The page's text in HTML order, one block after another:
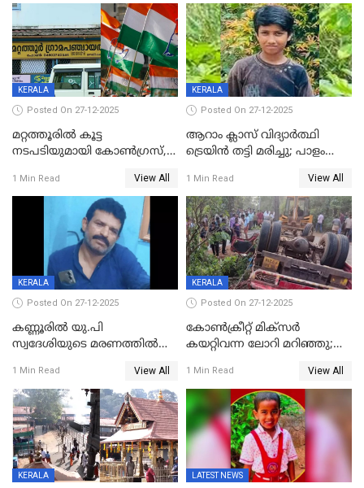
കസ്റ്റഡിയിൽ
KERALA
Posted On 27-12-2025
മറ്റത്തൂരിൽ കൂട്ട
നടപടിയുമായി കോണ്‍ഗ്രസ്,
എട്ട് പേര്‍ ഉള്‍പ്പെടെ
പത്തുപേരെ പുറത്താക്കി,
ചൊവ്വന്നൂരിലും നടപടി
1 Min Read View All
KERALA
Posted On 27-12-2025
ആറാം ക്ലാസ് വിദ്യാർത്ഥി
ട്രെയിൻ തട്ടി മരിച്ചു; പാളം
അപകടം മലപ്പുറത്ത്
1 Min Read View All
KERALA
Posted On 27-12-2025
കണ്ണൂരിൽ യു.പി
സ്വദേശിയുടെ മരണത്തിൽ
കേസ്; തർക്കമുണ്ടായത്
ഫേഷ്യലിന് 300 രൂപ
ആവശ്യപ്പെട്ടതിനെച്ചൊല്ലി
1 Min Read View All
KERALA
Posted On 27-12-2025
കോണ്‍ക്രീറ്റ് മിക്‌സര്‍
കയറ്റിവന്ന ലോറി മറിഞ്ഞു;
അപകടം കണ്ണൂരിൽ
1 Min Read View All
KERALA LATEST NEWS